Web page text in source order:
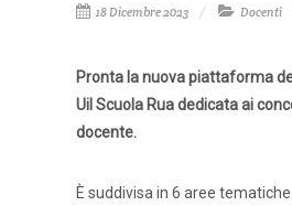
18 Dicembre 2023 Docenti
Pronta la nuova piattaforma
Uil Scuola Rua dedicata ai
docente.
È suddivisa in 6 aree